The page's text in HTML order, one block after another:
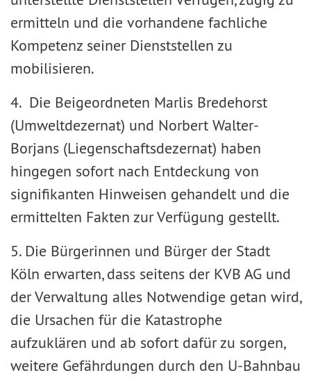
ermitteln und die vorhandene fachliche
Kompetenz seiner Dienststellen zu
mobilisieren.
4. Die Beigeordneten Marlis Bredehorst
(Umweltdezernat) und Norbert Walter-
Borjans (Liegenschaftsdezernat) haben
hingegen sofort nach Entdeckung von
signifikanten Hinweisen gehandelt und die
ermittelten Fakten zur Verfügung gestellt.
5. Die Bürgerinnen und Bürger der Stadt
Köln erwarten, dass seitens der KVB AG und
der Verwaltung alles Notwendige getan wird,
die Ursachen für die Katastrophe
aufzuklären und ab sofort dafür zu sorgen,
weitere Gefährdungen durch den U-Bahnbau